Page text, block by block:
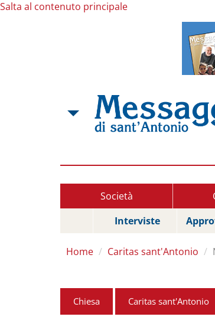
Salta al contenuto principale
Società
Interviste
Home Caritas sant'Antonio
Chiesa Caritas sant'Antonio